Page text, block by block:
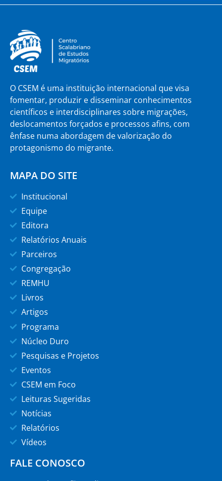
O CSEM é uma instituição internacional que visa
fomentar, produzir e disseminar conhecimentos
científicos e interdisciplinares sobre migrações,
deslocamentos forçados e processos afins, com
ênfase numa abordagem de valorização do
protagonismo do migrante.
MAPA DO SITE
Institucional
Equipe
Editora
Relatórios Anuais
Parceiros
Congregação
REMHU
Livros
Artigos
Programa
Núcleo Duro
Pesquisas e Projetos
Eventos
CSEM em Foco
Leituras Sugeridas
Notícias
Relatórios
Vídeos
FALE CONOSCO